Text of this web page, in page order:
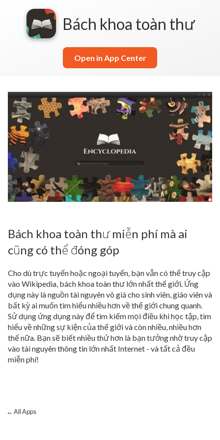
Bách khoa toàn thư
Open in App Center
Bách khoa toàn thư miễn phí mà ai
cũng có thể đóng góp
Cho dù trực tuyến hoặc ngoại tuyến, bạn vẫn có thể truy cập
vào Wikipedia, bách khoa toàn thư lớn nhất thế giới. Ứng
dụng này là nguồn tài nguyên vô giá cho sinh viên, giáo viên và
bất kỳ ai muốn tìm hiểu nhiều hơn về thế giới chung quanh.
Sử dụng ứng dụng này để tìm kiếm mọi điều khi học tập, tìm
hiểu về những sự kiện của thế giới và còn nhiều, nhiều hơn
thế nữa. Bạn sẽ biết nhiều thứ hơn là bạn tưởng nhờ truy cập
vào tài nguyên thông tin lớn nhất Internet - và tất cả đều
miễn phí!
← All Apps